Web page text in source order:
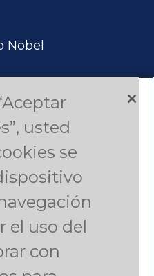
Nobel
usted
se
el uso del
con